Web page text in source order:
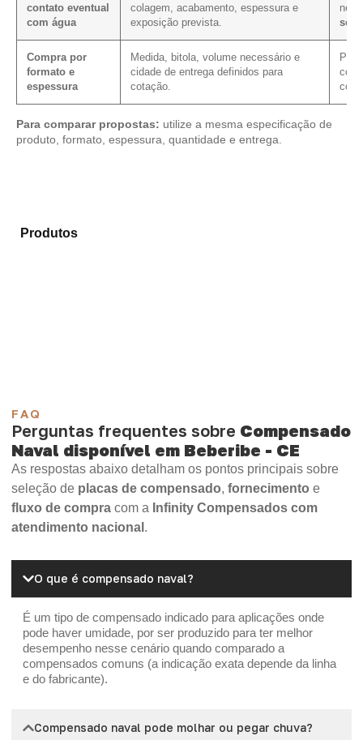
contato eventual
com água
colagem, acabamento, espessura e
exposição prevista.
Compra por
formato e
espessura
Medida, bitola, volume necessário e
cidade de entrega definidos para
cotação.
com
Para comparar propostas: utilize a mesma especificação de
produto, formato, espessura, quantidade e entrega.
Produtose selecione o produto mais adequado para
FAQ
Perguntas frequentes sobre Compensado
Naval disponível em Beberibe - CE
As respostas abaixo detalham os pontos principais sobre
seleção de placas de compensado, fornecimento e
fluxo de compra com a Infinity Compensados com
atendimento nacional .
O que é compensado naval?
É um tipo de compensado indicado para aplicações onde
pode haver umidade, por ser produzido para ter melhor
desempenho nesse cenário quando comparado a
compensados comuns (a indicação exata depende da linha
e do fabricante).
Compensado naval pode molhar ou pegar chuva?